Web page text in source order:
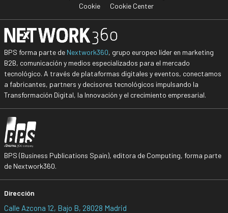
Cookie
Cookie Center
BPS forma parte de Nextwork360, grupo europeo líder en marketing
B2B, comunicación y medios especializados para el mercado
tecnológico. A través de plataformas digitales y eventos, conectamos
a fabricantes, partners y decisores tecnológicos impulsando la
Transformación Digital, la Innovación y el crecimiento empresarial.
BPS (Business Publications Spain), editora de Computing, forma parte
de Nextwork360.
Dirección
Calle Azcona 12, Bajo B, 28028 Madrid